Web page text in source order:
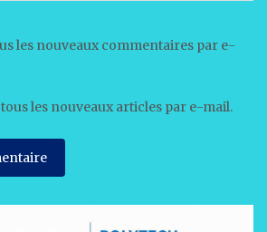
les nouveaux commentaires par e-
les nouveaux articles par e-mail.